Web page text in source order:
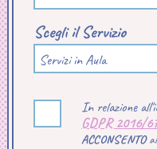
Scegli il Servizio
Servizi in Aula
In relazione
GDPR 2016/
ACCONSENTOal